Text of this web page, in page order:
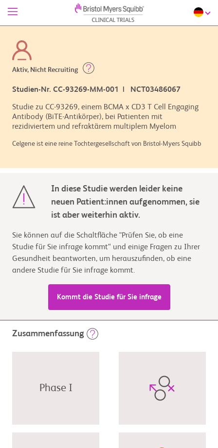
Aktiv, Nicht Recruiting
Studien-Nr. CC-93269-MM-001 | NCT03486067
Studie zu CC-93269, einem BCMA x CD3 T Cell Engaging
Antibody (BiTE-Antikörper), bei Patienten mit
rezidiviertem und refraktärem multiplem Myelom
Celgene ist eine reine Tochtergesellschaft von Bristol-Myers Squibb
In diese Studie werden leider keine
neuen Patient:innen aufgenommen, sie
ist aber weiterhin aktiv.
Sie können auf die Schaltfläche "Prüfen Sie, ob eine
Studie für Sie infrage kommt“ und einige Fragen zu Ihrer
Gesundheit beantworten, um herauszufinden, ob eine
andere Studie für Sie infrage kommt.
Kommt die Studie für Sie infrage
Zusammenfassung
Phase I